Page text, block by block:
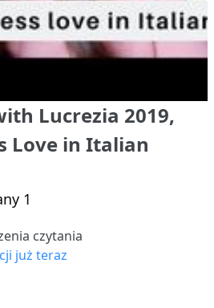
Lucrezia 2019,
Love in Italian
1
czytania
już teraz